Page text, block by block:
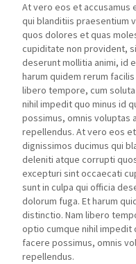
At vero eos et accusamus
qui blanditiis praesentium
quos dolores et quas
cupiditate non provident,
deserunt mollitia animi, id
harum quidem rerum
libero tempore, cum
nihil impedit quo minus id
possimus, omnis voluptas
repellendus. At vero eos
dignissimos ducimus qui
deleniti atque corrupti
excepturi sint occaecati
sunt in culpa qui officia
dolorum fuga. Et harum
distinctio. Nam libero
optio cumque nihil impedit
facere possimus, omnis
repellendus.